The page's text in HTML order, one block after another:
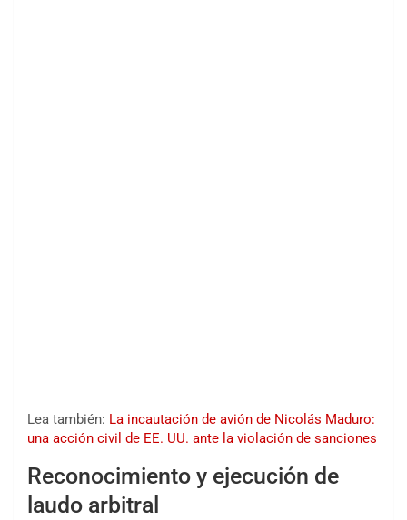
Lea también: La incautación de avión de Nicolás Maduro:
una acción civil de EE. UU. ante la violación de sanciones
Reconocimiento y ejecución de
laudo arbitral